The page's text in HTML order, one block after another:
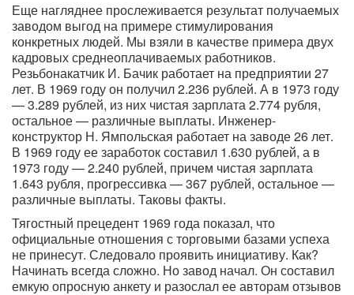
Еще нагляднее прослеживается результат получаемых
заводом выгод на примере стимулирования
конкретных людей. Мы взяли в качестве примера двух
кадровых среднеоплачиваемых работников.
Резьбонакатчик И. Бачик работает на предприятии 27
лет. В 1969 году он получил 2.236 рублей. А в 1973 году
— 3.289 рублей, из них чистая зарплата 2.774 рубля,
остальное — различные выплаты. Инженер-
конструктор Н. Ямпольская работает на заводе 26 лет.
В 1969 году ее заработок составил 1.630 рублей, а в
1973 году — 2.240 рублей, причем чистая зарплата
1.643 рубля, прогрессивка — 367 рублей, остальное —
различные выплаты. Таковы факты.
Тягостный прецедент 1969 года показал, что
официальные отношения с торговыми базами успеха
не принесут. Следовало проявить инициативу. Как?
Начинать всегда сложно. Но завод начал. Он составил
емкую опросную анкету и разослал ее авторам отзывов